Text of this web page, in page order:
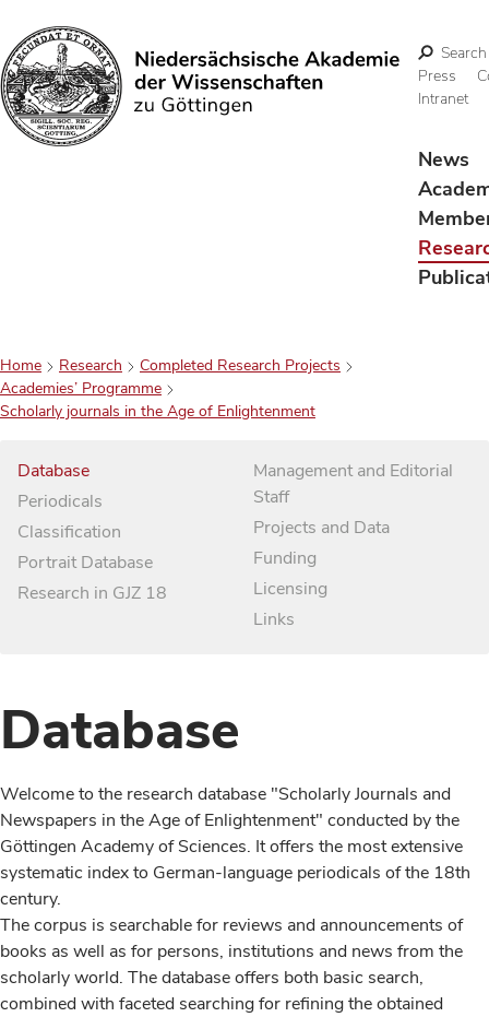
Search
Search
Press
Intranet
News
Home Research
Completed Research Projects
Academies’ Programme
Scholarly journals in the Age of Enlightenment
Database
Periodicals
Classification
Portrait Database
Research in GJZ 18
Management and Editorial
Staff
Projects and Data
Funding
Licensing
Links
Database
Welcome to the research database "Scholarly Journals and
Newspapers in the Age of Enlightenment" conducted by the
Göttingen Academy of Sciences. It offers the most extensive
systematic index to German-language periodicals of the 18th
century.
The corpus is searchable for reviews and announcements of
books as well as for persons, institutions and news from the
scholarly world. The database offers both basic search,
combined with faceted searching for refining the obtained